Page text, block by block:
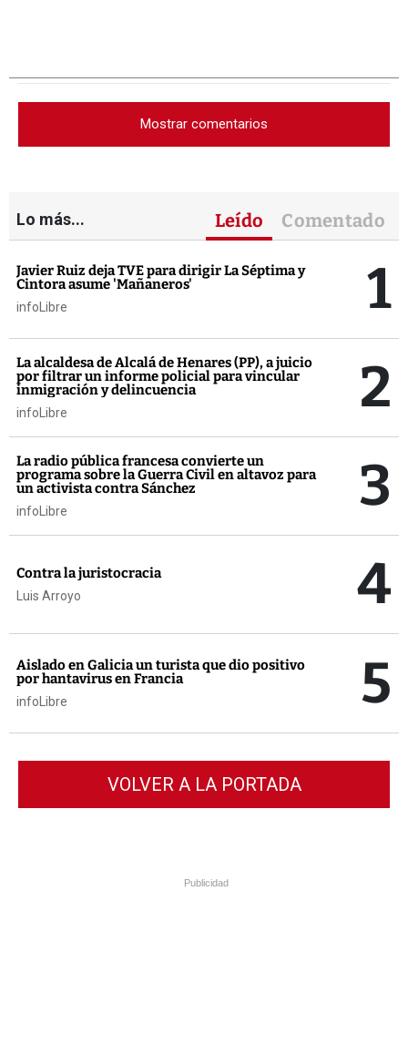
Mostrar comentarios
Lo más... Leído Comentado
Javier Ruiz deja TVE para dirigir La Séptima y
Cintora asume 'Mañaneros'
infoLibre 1
La alcaldesa de Alcalá de Henares (PP), a juicio
por filtrar un informe policial para vincular
inmigración y delincuencia
infoLibre 2
La radio pública francesa convierte un
programa sobre la Guerra Civil en altavoz para
un activista contra Sánchez
infoLibre 3
Contra la juristocracia
Luis Arroyo 4
Aislado en Galicia un turista que dio positivo
por hantavirus en Francia
infoLibre 5
VOLVER A LA PORTADA
Publicidad